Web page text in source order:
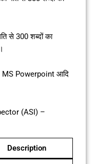
से 300 शब्दों का
MS Powerpoint आदि
(ASI) –
Description